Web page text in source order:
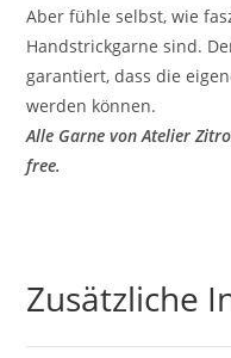
Aber fühle selbst, wie
Handstrickgarne sind.
garantiert, dass die
werden können.
Alle Garne von Atelier
free.
Zusätzliche